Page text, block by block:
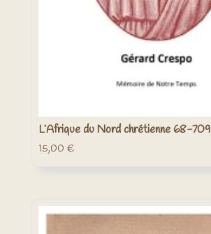
L’Afrique du Nord chrétienne 68-709
15,00 €